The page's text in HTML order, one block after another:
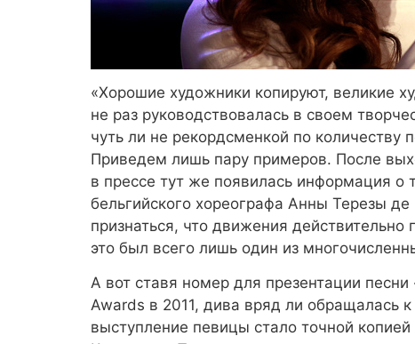
«Хорошие художники копируют, великие
не раз руководствовалась в своем
чуть ли не рекордсменкой по количеству
Приведем лишь пару примеров. После
в прессе тут же появилась информация
бельгийского хореографа Анны Терезы
признаться, что движения
это был всего лишь один из
А вот ставя номер для презентации
Awards в 2011, дива вряд ли
выступление певицы стало точной